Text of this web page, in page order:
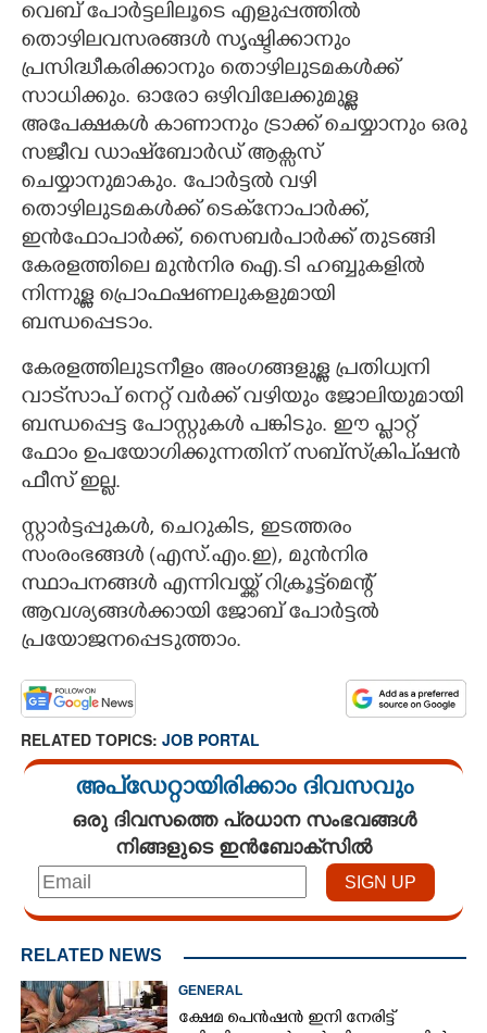
വെബ് പോർട്ടലിലൂടെ എളുപ്പത്തിൽ
തൊഴിലവസരങ്ങൾ സൃഷ്ടിക്കാനും
പ്രസിദ്ധീകരിക്കാനും തൊഴിലുടമകൾക്ക്
സാധിക്കും. ഓരോ ഒഴിവിലേക്കുമുള്ള
അപേക്ഷകൾ കാണാനും ട്രാക്ക് ചെയ്യാനും ഒരു
സജീവ ഡാഷ്‌ബോർഡ് ആക്സസ്
ചെയ്യാനുമാകും. പോർട്ടൽ വഴി
തൊഴിലുടമകൾക്ക് ടെക്‌നോപാർക്ക്,
ഇൻഫോപാർക്ക്, സൈബർപാർക്ക് തുടങ്ങി
കേരളത്തിലെ മുൻനിര ഐ.ടി ഹബ്ബുകളിൽ
നിന്നുള്ള പ്രൊഫഷണലുകളുമായി
ബന്ധപ്പെടാം.
കേരളത്തിലുടനീളം അംഗങ്ങളുള്ള പ്രതിധ്വനി
വാട്‌സാപ് നെറ്റ് വർക്ക് വഴിയും ജോലിയുമായി
ബന്ധപ്പെട്ട പോസ്റ്റുകൾ പങ്കിടും. ഈ പ്ലാറ്റ്
ഫോം ഉപയോഗിക്കുന്നതിന് സബ്സ്‌ക്രിപ്ഷൻ
ഫീസ് ഇല്ല.
സ്റ്റാർട്ടപ്പുകൾ, ചെറുകിട, ഇടത്തരം
സംരംഭങ്ങൾ (എസ്.എം.ഇ), മുൻനിര
സ്ഥാപനങ്ങൾ എന്നിവയ്ക്ക് റിക്രൂട്ട്‌മെന്റ്
ആവശ്യങ്ങൾക്കായി ജോബ് പോർട്ടൽ
പ്രയോജനപ്പെടുത്താം.
RELATED TOPICS: JOB PORTAL
അപ്ഡേറ്റായിരിക്കാം ദിവസവും
ഒരു ദിവസത്തെ പ്രധാന സംഭവങ്ങൾ
നിങ്ങളുടെ ഇൻബോക്സിൽ
RELATED NEWS
GENERAL
ക്ഷേമ പെൻഷൻ ഇനി നേരിട്ട്